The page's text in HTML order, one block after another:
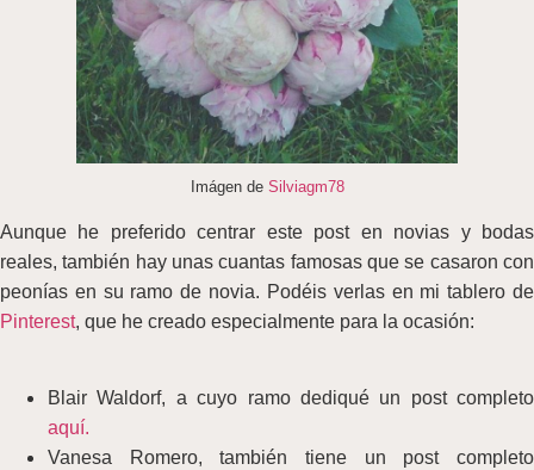
Imágen de Silviagm78
Aunque he preferido centrar este post en novias y bodas
reales, también hay unas cuantas famosas que se casaron con
peonías en su ramo de novia. Podéis verlas en mi tablero de
Pinterest, que he creado especialmente para la ocasión:
Blair Waldorf, a cuyo ramo dediqué un post completo
aquí.
Vanesa Romero, también tiene un post completo